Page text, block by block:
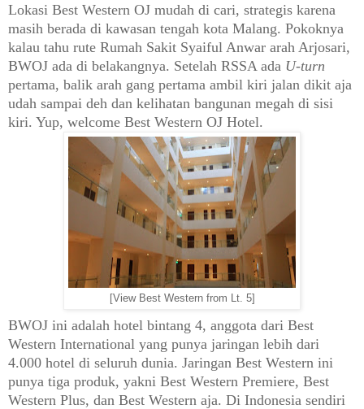
Lokasi Best Western OJ mudah di cari, strategis karena
masih berada di kawasan tengah kota Malang. Pokoknya
kalau tahu rute Rumah Sakit Syaiful Anwar arah Arjosari,
BWOJ ada di belakangnya. Setelah RSSA ada U-turn
pertama, balik arah gang pertama ambil kiri jalan dikit aja
udah sampai deh dan kelihatan bangunan megah di sisi
kiri. Yup, welcome Best Western OJ Hotel.
[View Best Western from Lt. 5]
BWOJ ini adalah hotel bintang 4, anggota dari Best
Western International yang punya jaringan lebih dari
4.000 hotel di seluruh dunia. Jaringan Best Western ini
punya tiga produk, yakni Best Western Premiere, Best
Western Plus, dan Best Western aja. Di Indonesia sendiri